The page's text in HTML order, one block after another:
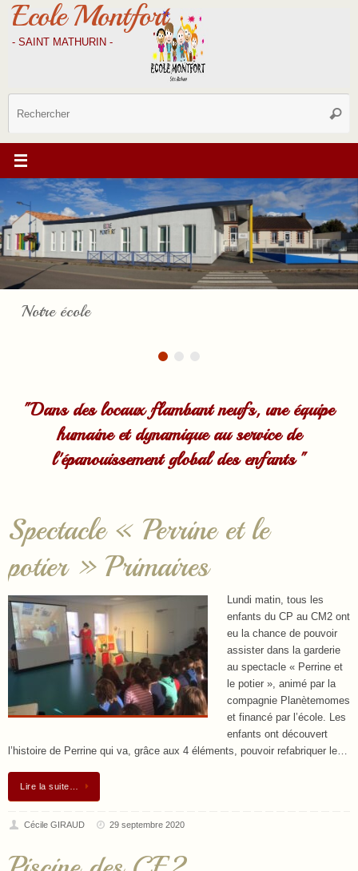
Passer
contenu
Ecole Montfort
- SAINT MATHURIN -
Notre école
"Dans des locaux flambant neufs, une équipe
humaine et dynamique au service de
l'épanouissement global des enfants "
Spectacle « Perrine et le
potier » Primaires
Lundi matin, tous les
enfants du CP au CM2 ont
eu la chance de pouvoir
assister dans la garderie
au spectacle « Perrine et
le potier », animé par la
compagnie Planètemomes
et financé par l’école. Les
enfants ont découvert
l’histoire de Perrine qui va, grâce aux 4 éléments, pouvoir refabriquer le…
Lire la suite…
Cécile GIRAUD 29 septembre 2020